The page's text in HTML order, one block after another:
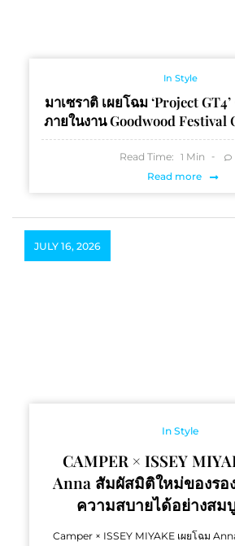
In Style
มาเซราติ เผยโฉม ‘Project
ภายในงาน Goodwood Festival
Read Time: 1 Min
Read more
JULY 16, 2026
In Style
CAMPER × ISSEY
Anna สัมผัสมิติใหม่ของรอ
ความสบายได้อย่างส
Camper × ISSEY MIYAKE เผยโฉม